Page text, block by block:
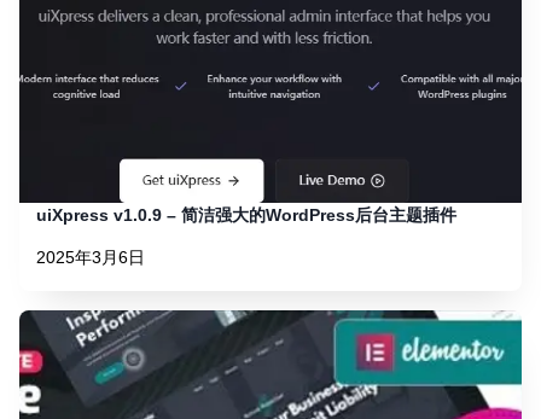
uiXpress v1.0.9 – 简洁强大的WordPress后台主题插件
2025年3月6日